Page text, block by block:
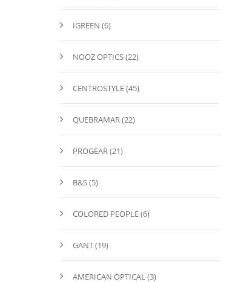
IGREEN (6)
NOOZ OPTICS (22)
CENTROSTYLE (45)
QUEBRAMAR (22)
PROGEAR (21)
Β&S (5)
COLORED PEOPLE (6)
GANT (19)
AMERICAN OPTICAL (3)